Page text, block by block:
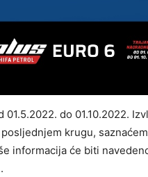
01.5.2022. do 01.10.2022.
krugu,
informacija će biti